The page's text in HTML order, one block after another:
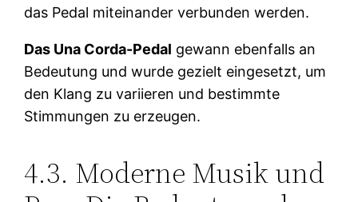
das Pedal miteinander verbunden werden.
Das Una Corda-Pedal gewann ebenfalls an
Bedeutung und wurde gezielt eingesetzt, um
den Klang zu variieren und bestimmte
Stimmungen zu erzeugen.
4.3. Moderne Musik und